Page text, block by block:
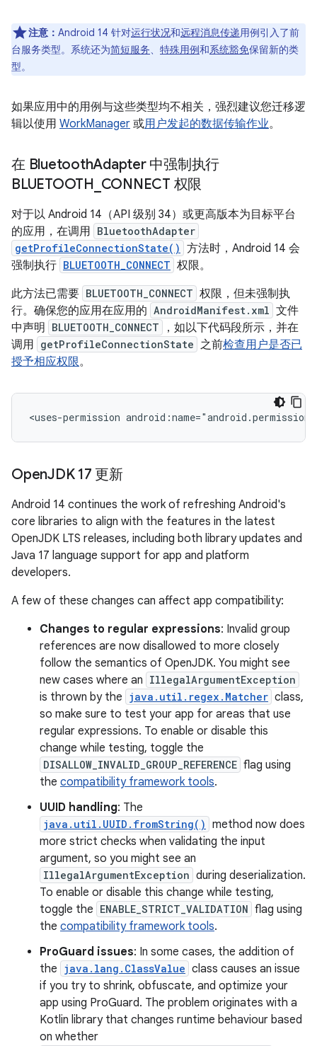
注意： Android 14 针对运行状况和远程消息传递用例引入了前
台服务类型。系统还为简短服务、 特殊用例和系统豁免保留新的类
型。
如果应用中的用例与这些类型均不相关，强烈建议您迁移逻
辑以使用 WorkManager 或用户发起的数据传输作业。
在 BluetoothAdapter 中强制执行
BLUETOOTH CONNECT 权限
对于以 Android 14（API 级别 34）或更高版本为目标平台
的应用，在调用 BluetoothAdapter
getProfileConnectionState() 方法时，Android 14 会
强制执行 BLUETOOTH_CONNECT 权限。
此方法已需要 BLUETOOTH_CONNECT 权限，但未强制执
行。确保您的应用在应用的 AndroidManifest.xml 文件
中声明
BLUETOOTH_CONNECT
，如以下代码段所示，并在
调用 getProfileConnectionState 之前检查用户是否已
授予相应权限。
<uses-permission
OpenJDK 17 更新
Android 14 continues the work of refreshing Android's
core libraries to align with the features in the latest
OpenJDK LTS releases, including both library updates and
Java 17 language support for app and platform
developers.
A few of these changes can affect app compatibility:
Changes to regular expressions: Invalid group
references are now disallowed to more closely
follow the semantics of OpenJDK. You might see
new cases where an IllegalArgumentException
is thrown by the java.util.regex.Matcher class,
so make sure to test your app for areas that use
regular expressions. To enable or disable this
change while testing, toggle the
DISALLOW_INVALID_GROUP_REFERENCE flag using
the compatibility framework tools.
UUID handling: The
java.util.UUID.fromString() method now does
more strict checks when validating the input
argument, so you might see an
IllegalArgumentException during deserialization.
To enable or disable this change while testing,
toggle the ENABLE_STRICT_VALIDATION flag using
the compatibility framework tools.
ProGuard issues: In some cases, the addition of
the java.lang.ClassValue class causes an issue
if you try to shrink, obfuscate, and optimize your
app using ProGuard. The problem originates with a
Kotlin library that changes runtime behaviour based
on whether